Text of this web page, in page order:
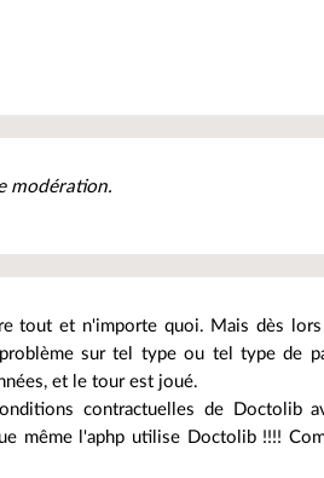
modération.
tout et n'importe quoi. Mais dès
sur tel type ou tel type de
et le tour est joué.
contractuelles de Doctolib
même l'aphp utilise Doctolib !!!!